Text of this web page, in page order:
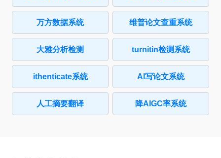
万方数据系统 维普论文查重系统
大雅分析检测 turnitin检测系统
ithenticate系统 AI写论文系统
人工摘要翻译 降AIGC率系统